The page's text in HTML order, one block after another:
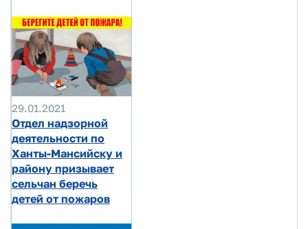
29.01.2021
Отдел надзорной
деятельности по
Ханты-Мансийску и
району призывает
сельчан беречь
детей от пожаров